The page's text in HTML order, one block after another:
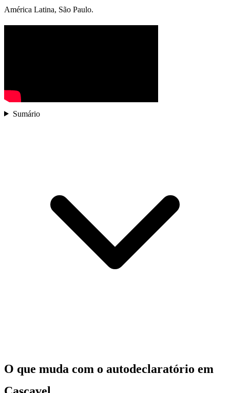
América Latina, São Paulo.
Sumário
O que muda com o autodeclaratório em